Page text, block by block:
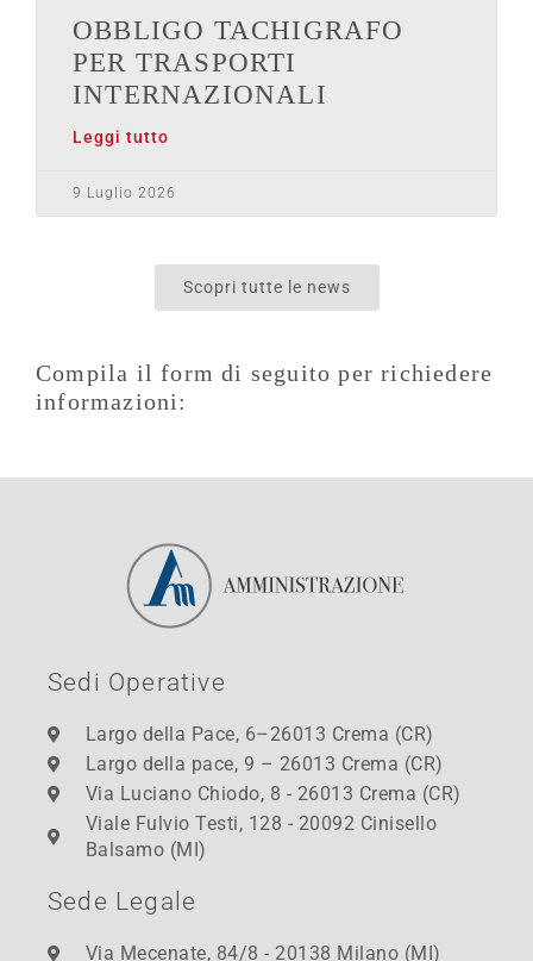
OBBLIGO TACHIGRAFO
PER TRASPORTI
INTERNAZIONALI
Leggi tutto
9 Luglio 2026
Scopri tutte le news
Compila il form di seguito per richiedere
informazioni:
Sedi Operative
Largo della Pace, 6–26013 Crema (CR)
Largo della pace, 9 – 26013 Crema (CR)
Via Luciano Chiodo, 8 - 26013 Crema (CR)
Viale Fulvio Testi, 128 - 20092 Cinisello
Balsamo (MI)
Sede Legale
Via Mecenate, 84/8 - 20138 Milano (MI)